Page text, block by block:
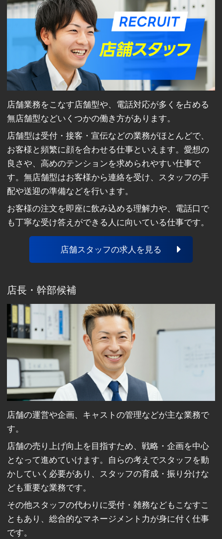
店舗業務をこなす店舗型や、電話対応が多くを占める
無店舗型などいくつかの働き方があります。
店舗型は受付・接客・宣伝などの業務がほとんどで、
お客様と頻繁に顔を合わせる仕事といえます。愛想の
良さや、高めのテンションを求められやすい仕事で
す。無店舗型はお客様から連絡を受け、スタッフの手
配や送迎の準備などを行います。
お客様の注文を即座に飲み込める理解力や、電話口で
も丁寧な受け答えができる人に向いている仕事です。
店舗スタッフの求人を見る
店長・幹部候補
店舗の運営や企画、キャストの管理などが主な業務で
す。
店舗の売り上げ向上を目指すため、戦略・企画を中心
となって進めていけます。自らの考えでスタッフを動
かしていく必要があり、スタッフの育成・振り分けな
ども重要な業務です。
その他スタッフの代わりに受付・雑務などもこなすこ
ともあり、総合的なマネージメント力が身に付く仕事
です。